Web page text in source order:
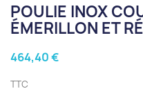
POULIE INOX
ÉMERILLON ET
464,40 €
TTC